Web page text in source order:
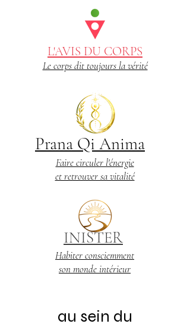
L'AVIS DU CORPS
INISTER
Prana Qi Anima
Le corps dit toujours la vérité
Faire circuler l'énergie
et retrouver sa vitalité
Habiter consciemment
son monde intérieur
au sein du